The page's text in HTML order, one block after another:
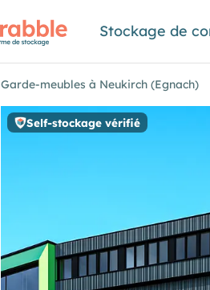
Stockage de
Garde-meubles à Neukirch (Egnach)
Self-stockage vérifié